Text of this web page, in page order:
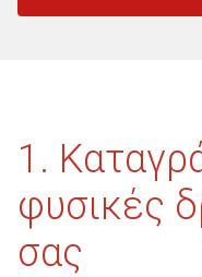
1.
φυσικές
σας